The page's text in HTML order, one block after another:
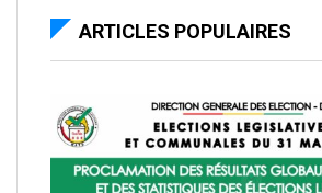
ARTICLES POPULAIRES